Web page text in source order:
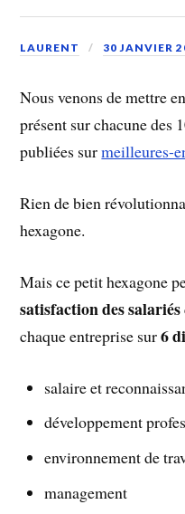
LAURENT 30 JANVIER
Nous venons de mettre
présent sur chacune des
publiées surmeilleures-
Rien de bien
hexagone.
Mais ce petit hexagone
satisfaction des salariés
chaque entreprise sur6
salaire et
développement
environnement de
management